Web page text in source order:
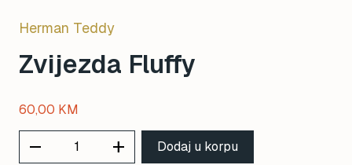
Herman Teddy
Zvijezda Fluffy
60,00 KM
remove add Dodaj u korpu